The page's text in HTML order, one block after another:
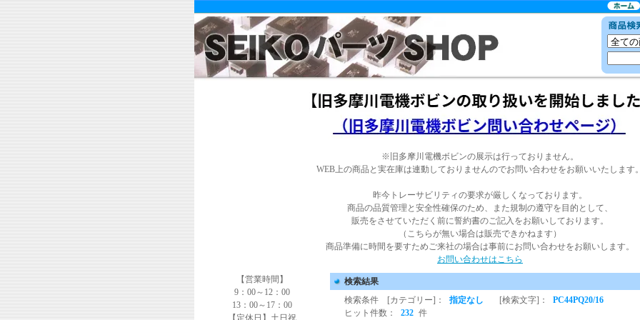
※旧多摩川電機ボビンの展示は行っておりません。
WEB上の商品と実在庫は連動しておりませんのでお問い合わせをお願いいたします
昨今トレーサビリティの要求が厳しくなっております。
商品の品質管理と安全性確保のため、また規制の遵守を目的として、
販売をさせていただく前に誓約書のご記入をお願いしております。
（こちらが無い場合は販売できかねます）
商品準備に時間を要すためご来社の場合は事前にお問い合わせをお願いします。
お問い合わせはこちら
【営業時間】
9：00～12：00
13：00～17：00
検索結果
検索条件 [カテゴリー]：
指定なし [検索文字]：
PC44PQ20/16
ヒット件数：
232 件